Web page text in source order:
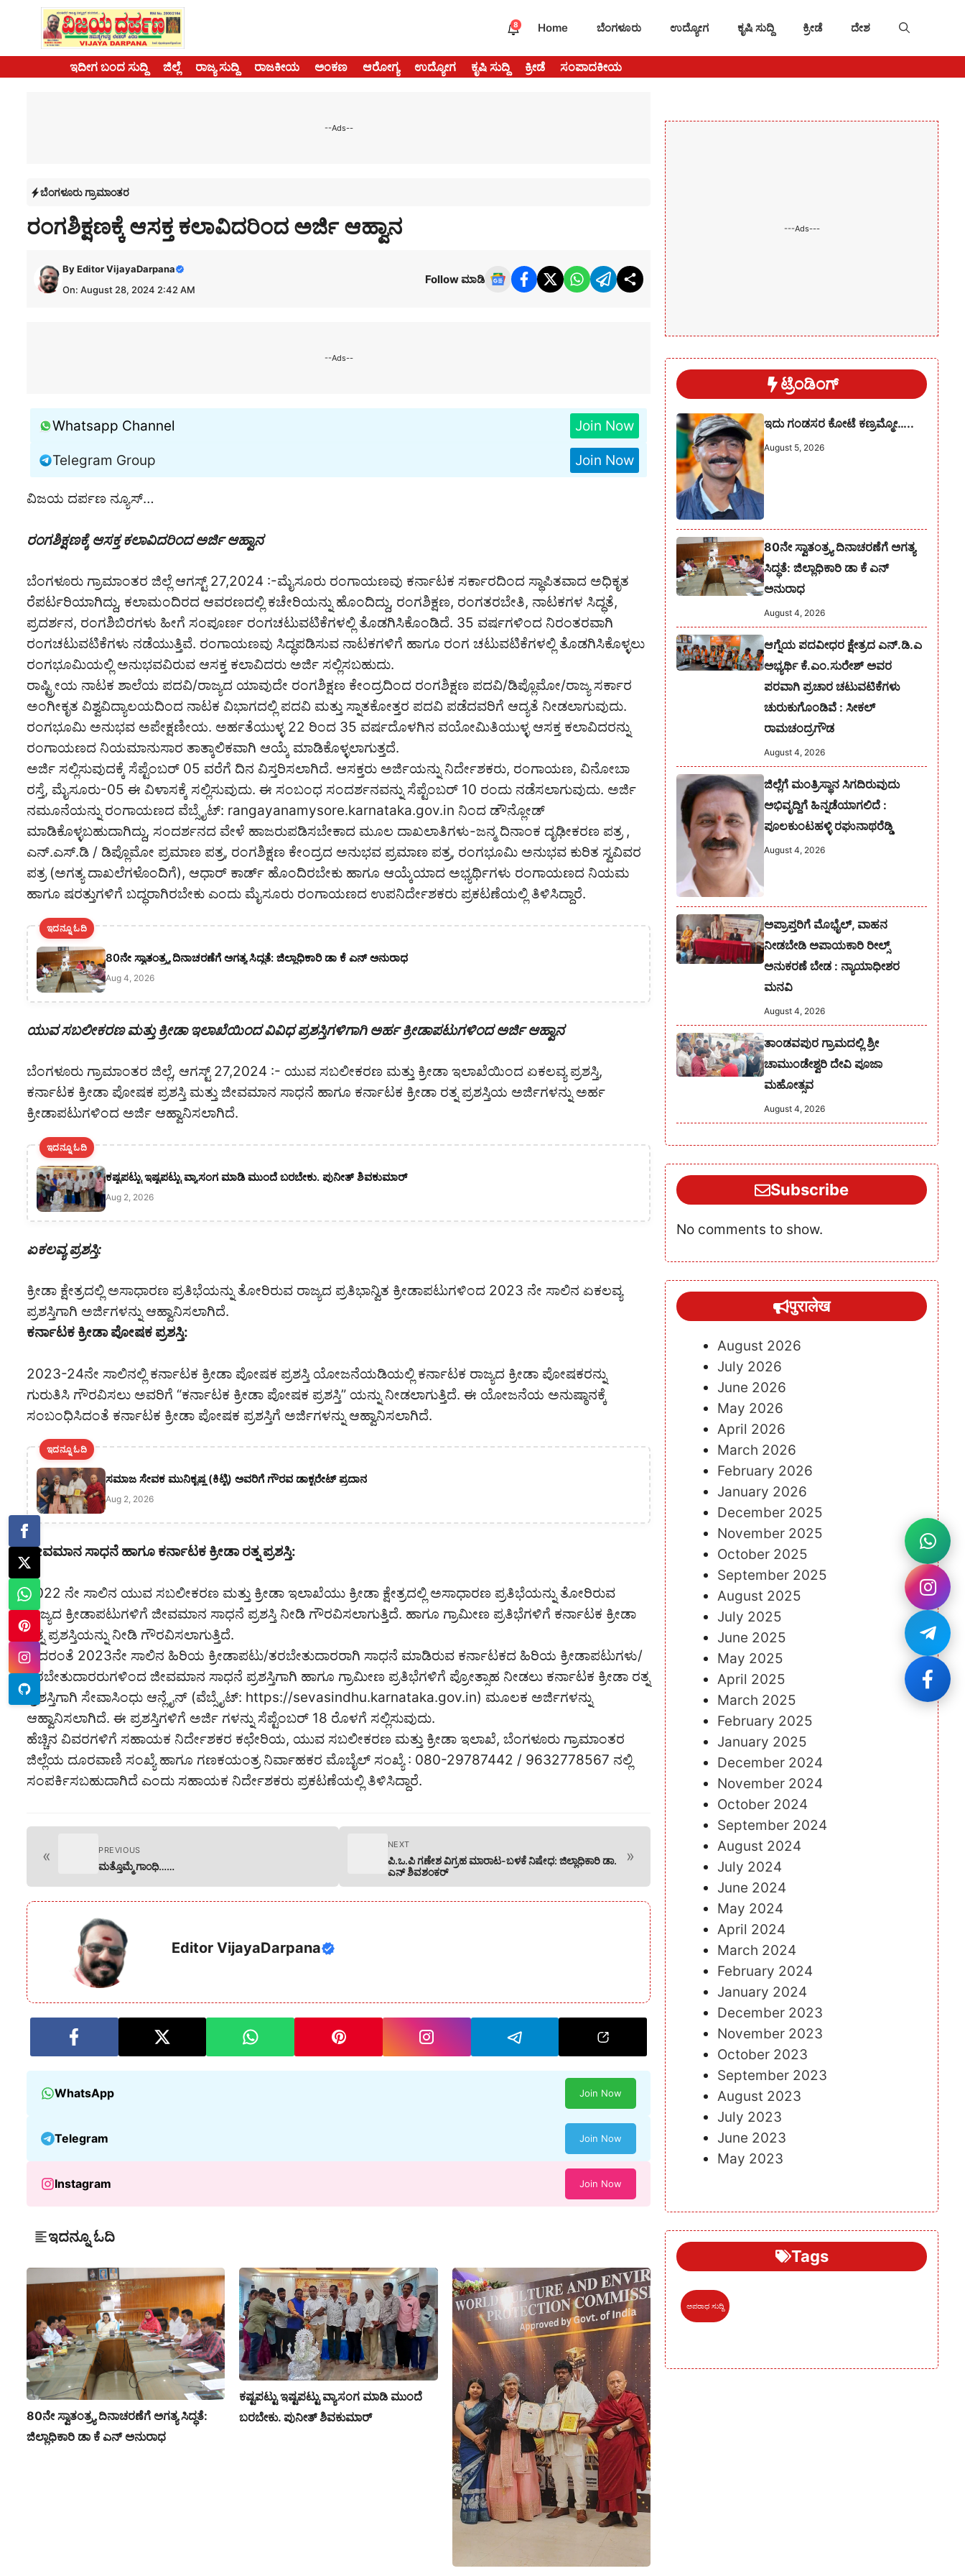
content
8 Home ಬೆಂಗಳೂರು ಉದ್ಯೋಗ ಕೃಷಿ ಸುದ್ದಿ ಕ್ರೀಡೆ ದೇಶ
ಇದೀಗ ಬಂದ ಸುದ್ದಿ ಜಿಲ್ಲೆ ರಾಜ್ಯ ಸುದ್ದಿ ರಾಜಕೀಯ ಅಂಕಣ ಆರೋಗ್ಯ ಉದ್ಯೋಗ ಕೃಷಿ ಸುದ್ದಿ ಕ್ರೀಡೆ ಸಂಪಾದಕೀಯ
--Ads--
ಬೆಂಗಳೂರು ಗ್ರಾಮಾಂತರ
ರಂಗಶಿಕ್ಷಣಕ್ಕೆ ಆಸಕ್ತ ಕಲಾವಿದರಿಂದ ಅರ್ಜಿ ಆಹ್ವಾನ
ByEditor VijayaDarpana
On: August 28, 2024 2:42 AM
Follow ಮಾಡಿ
--Ads--
Whatsapp Channel Join Now
Telegram Group Join Now
ವಿಜಯ ದರ್ಪಣ ನ್ಯೂಸ್…
ರಂಗಶಿಕ್ಷಣಕ್ಕೆ ಆಸಕ್ತ ಕಲಾವಿದರಿಂದ ಅರ್ಜಿ ಆಹ್ವಾನ
ಬೆಂಗಳೂರು ಗ್ರಾಮಾಂತರ ಜಿಲ್ಲೆ ಆಗಸ್ಟ್ 27,2024 :-ಮೈಸೂರು ರಂಗಾಯಣವು ಕರ್ನಾಟಕ ಸರ್ಕಾರದಿಂದ ಸ್ಥಾಪಿತವಾದ ಅಧಿಕೃತ
ರೆಪರ್ಟರಿಯಾಗಿದ್ದು, ಕಲಾಮಂದಿರದ ಆವರಣದಲ್ಲಿ ಕಚೇರಿಯನ್ನು ಹೊಂದಿದ್ದು, ರಂಗಶಿಕ್ಷಣ, ರಂಗತರಬೇತಿ, ನಾಟಕಗಳ ಸಿದ್ಧತೆ,
ಪ್ರದರ್ಶನ, ರಂಗಶಿಬಿರಗಳು ಹೀಗೆ ಸಂಪೂರ್ಣ ರಂಗಚಟುವಟಿಕೆಗಳಲ್ಲಿ ತೊಡಗಿಸಿಕೊಂಡಿದೆ. 35 ವರ್ಷಗಳಿಂದ ನಿರಂತರವಾಗಿ
ರಂಗಚಟುವಟಿಕೆಗಳು ನಡೆಯುತ್ತಿವೆ. ರಂಗಾಯಣವು ಸಿದ್ಧಪಡಿಸುವ ನಾಟಕಗಳಿಗೆ ಹಾಗೂ ರಂಗ ಚಟುವಟಿಕೆಗಳಲ್ಲಿ ತೊಡಗಿಸಿಕೊಳ್ಳಲು
ರಂಗಭೂಮಿಯಲ್ಲಿ ಅನುಭವವಿರುವ ಆಸಕ್ತ ಕಲಾವಿದರು ಅರ್ಜಿ ಸಲ್ಲಿಸಬಹುದು.
ರಾಷ್ಟ್ರೀಯ ನಾಟಕ ಶಾಲೆಯ ಪದವಿ/ರಾಜ್ಯದ ಯಾವುದೇ ರಂಗಶಿಕ್ಷಣ ಕೇಂದ್ರದಿಂದ ರಂಗಶಿಕ್ಷಣ ಪದವಿ/ಡಿಪ್ಲೊಮೋ/ರಾಜ್ಯ ಸರ್ಕಾರ
ಅಂಗೀಕೃತ ವಿಶ್ವವಿದ್ಯಾಲಯದಿಂದ ನಾಟಕ ವಿಭಾಗದಲ್ಲಿ ಪದವಿ ಮತ್ತು ಸ್ನಾತಕೋತ್ತರ ಪದವಿ ಪಡೆದವರಿಗೆ ಆದ್ಯತೆ ನೀಡಲಾಗುವುದು.
ರಂಗಭೂಮಿ ಅನುಭವ ಅಪೇಕ್ಷಣೀಯ. ಅರ್ಹತೆಯುಳ್ಳ 22 ರಿಂದ 35 ವರ್ಷದೊಳಗಿನ ವಯೋಮಿತಿಯುಳ್ಳ ಆಸಕ್ತ ಕಲಾವಿದರನ್ನು
ರಂಗಾಯಣದ ನಿಯಮಾನುಸಾರ ತಾತ್ಕಾಲಿಕವಾಗಿ ಆಯ್ಕೆ ಮಾಡಿಕೊಳ್ಳಲಾಗುತ್ತದೆ.
ಅರ್ಜಿ ಸಲ್ಲಿಸುವುದಕ್ಕೆ ಸೆಪ್ಟೆಂಬರ್ 05 ವರೆಗೆ ದಿನ ವಿಸ್ತರಿಸಲಾಗಿದೆ. ಆಸಕ್ತರು ಅರ್ಜಿಯನ್ನು ನಿರ್ದೇಶಕರು, ರಂಗಾಯಣ, ವಿನೋಬಾ
ರಸ್ತೆ, ಮೈಸೂರು-05 ಈ ವಿಳಾಸಕ್ಕೆ ಸಲ್ಲಿಸುವುದು. ಈ ಸಂಬಂಧ ಸಂದರ್ಶನವನ್ನು ಸೆಪ್ಟೆಂಬರ್ 10 ರಂದು ನಡೆಸಲಾಗುವುದು. ಅರ್ಜಿ
ನಮೂನೆಯನ್ನು ರಂಗಾಯಣದ ವೆಬ್ಸೈಟ್: rangayanamysore.karnataka.gov.in ನಿಂದ ಡೌನ್ಲೋಡ್
ಮಾಡಿಕೊಳ್ಳಬಹುದಾಗಿದ್ದು, ಸಂದರ್ಶನದ ವೇಳೆ ಹಾಜರುಪಡಿಸಬೇಕಾದ ಮೂಲ ದಾಖಲಾತಿಗಳು-ಜನ್ಮ ದಿನಾಂಕ ದೃಢೀಕರಣ ಪತ್ರ ,
ಎನ್.ಎಸ್.ಡಿ / ಡಿಪ್ಲೊಮೋ ಪ್ರಮಾಣ ಪತ್ರ, ರಂಗಶಿಕ್ಷಣ ಕೇಂದ್ರದ ಅನುಭವ ಪ್ರಮಾಣ ಪತ್ರ, ರಂಗಭೂಮಿ ಅನುಭವ ಕುರಿತ ಸ್ವವಿವರ
ಪತ್ರ (ಅಗತ್ಯ ದಾಖಲೆಗಳೊಂದಿಗೆ), ಆಧಾರ್ ಕಾರ್ಡ್ ಹೊಂದಿರಬೇಕು ಹಾಗೂ ಆಯ್ಕೆಯಾದ ಅಭ್ಯರ್ಥಿಗಳು ರಂಗಾಯಣದ ನಿಯಮ
ಹಾಗೂ ಷರತ್ತುಗಳಿಗೆ ಬದ್ಧರಾಗಿರಬೇಕು ಎಂದು ಮೈಸೂರು ರಂಗಾಯಣದ ಉಪನಿರ್ದೇಶಕರು ಪ್ರಕಟಣೆಯಲ್ಲಿ ತಿಳಿಸಿದ್ದಾರೆ.
ಇದನ್ನೂ ಓದಿ
80ನೇ ಸ್ವಾತಂತ್ರ್ಯ ದಿನಾಚರಣೆಗೆ ಅಗತ್ಯ ಸಿದ್ಧತೆ: ಜಿಲ್ಲಾಧಿಕಾರಿ ಡಾ ಕೆ ಎನ್ ಅನುರಾಧ
Aug 4, 2026
ಯುವ ಸಬಲೀಕರಣ ಮತ್ತು ಕ್ರೀಡಾ ಇಲಾಖೆಯಿಂದ ವಿವಿಧ ಪ್ರಶಸ್ತಿಗಳಿಗಾಗಿ ಅರ್ಹ ಕ್ರೀಡಾಪಟುಗಳಿಂದ ಅರ್ಜಿ ಆಹ್ವಾನ
ಬೆಂಗಳೂರು ಗ್ರಾಮಾಂತರ ಜಿಲ್ಲೆ, ಆಗಸ್ಟ್ 27,2024 :- ಯುವ ಸಬಲೀಕರಣ ಮತ್ತು ಕ್ರೀಡಾ ಇಲಾಖೆಯಿಂದ ಏಕಲವ್ಯ ಪ್ರಶಸ್ತಿ,
ಕರ್ನಾಟಕ ಕ್ರೀಡಾ ಪೋಷಕ ಪ್ರಶಸ್ತಿ ಮತ್ತು ಜೀವಮಾನ ಸಾಧನೆ ಹಾಗೂ ಕರ್ನಾಟಕ ಕ್ರೀಡಾ ರತ್ನ ಪ್ರಶಸ್ತಿಯ ಅರ್ಜಿಗಳನ್ನು ಅರ್ಹ
ಕ್ರೀಡಾಪಟುಗಳಿಂದ ಅರ್ಜಿ ಆಹ್ವಾನಿಸಲಾಗಿದೆ.
ಇದನ್ನೂ ಓದಿ
ಕಷ್ಟಪಟ್ಟು ಇಷ್ಟಪಟ್ಟು ವ್ಯಾಸಂಗ ಮಾಡಿ ಮುಂದೆ ಬರಬೇಕು. ಪುನೀತ್ ಶಿವಕುಮಾರ್
Aug 2, 2026
ಏಕಲವ್ಯ ಪ್ರಶಸ್ತಿ:
ಕ್ರೀಡಾ ಕ್ಷೇತ್ರದಲ್ಲಿ ಅಸಾಧಾರಣ ಪ್ರತಿಭೆಯನ್ನು ತೋರಿರುವ ರಾಜ್ಯದ ಪ್ರತಿಭಾನ್ವಿತ ಕ್ರೀಡಾಪಟುಗಳಿಂದ 2023 ನೇ ಸಾಲಿನ ಏಕಲವ್ಯ
ಪ್ರಶಸ್ತಿಗಾಗಿ ಅರ್ಜಿಗಳನ್ನು ಆಹ್ವಾನಿಸಲಾಗಿದೆ.
ಕರ್ನಾಟಕ ಕ್ರೀಡಾ ಪೋಷಕ ಪ್ರಶಸ್ತಿ:
2023-24ನೇ ಸಾಲಿನಲ್ಲಿ ಕರ್ನಾಟಕ ಕ್ರೀಡಾ ಪೋಷಕ ಪ್ರಶಸ್ತಿ ಯೋಜನೆಯಡಿಯಲ್ಲಿ ಕರ್ನಾಟಕ ರಾಜ್ಯದ ಕ್ರೀಡಾ ಪೋಷಕರನ್ನು
ಗುರುತಿಸಿ ಗೌರವಿಸಲು ಅವರಿಗೆ “ಕರ್ನಾಟಕ ಕ್ರೀಡಾ ಪೋಷಕ ಪ್ರಶಸ್ತಿ” ಯನ್ನು ನೀಡಲಾಗುತ್ತಿದೆ. ಈ ಯೋಜನೆಯ ಅನುಷ್ಠಾನಕ್ಕೆ
ಸಂಬಂಧಿಸಿದಂತೆ ಕರ್ನಾಟಕ ಕ್ರೀಡಾ ಪೋಷಕ ಪ್ರಶಸ್ತಿಗೆ ಅರ್ಜಿಗಳನ್ನು ಆಹ್ವಾನಿಸಲಾಗಿದೆ.
ಇದನ್ನೂ ಓದಿ
ಸಮಾಜ ಸೇವಕ ಮುನಿಕೃಷ್ಣ (ಕಿಟ್ಟಿ) ಅವರಿಗೆ ಗೌರವ ಡಾಕ್ಟರೇಟ್ ಪ್ರದಾನ
Aug 2, 2026
ಜೀವಮಾನ ಸಾಧನೆ ಹಾಗೂ ಕರ್ನಾಟಕ ಕ್ರೀಡಾ ರತ್ನ ಪ್ರಶಸ್ತಿ:
2022 ನೇ ಸಾಲಿನ ಯುವ ಸಬಲೀಕರಣ ಮತ್ತು ಕ್ರೀಡಾ ಇಲಾಖೆಯು ಕ್ರೀಡಾ ಕ್ಷೇತ್ರದಲ್ಲಿ ಅಸಾಧಾರಣ ಪ್ರತಿಭೆಯನ್ನು ತೋರಿರುವ
ರಾಜ್ಯದ ಕ್ರೀಡಾಪಟುಗಳಿಗೆ ಜೀವಮಾನ ಸಾಧನೆ ಪ್ರಶಸ್ತಿ ನೀಡಿ ಗೌರವಿಸಲಾಗುತ್ತಿದೆ. ಹಾಗೂ ಗ್ರಾಮೀಣ ಪ್ರತಿಭೆಗಳಿಗೆ ಕರ್ನಾಟಕ ಕ್ರೀಡಾ
ರತ್ನ ಪ್ರಶಸ್ತಿಯನ್ನು ನೀಡಿ ಗೌರವಿಸಲಾಗುತ್ತಿದೆ.
ಅದರಂತೆ 2023ನೇ ಸಾಲಿನ ಹಿರಿಯ ಕ್ರೀಡಾಪಟು/ತರಬೇತುದಾರರಾಗಿ ಸಾಧನೆ ಮಾಡಿರುವ ಕರ್ನಾಟಕದ ಹಿರಿಯ ಕ್ರೀಡಾಪಟುಗಳು/
ತರಬೇತುದಾರರುಗಳಿಂದ ಜೀವಮಾನ ಸಾಧನೆ ಪ್ರಶಸ್ತಿಗಾಗಿ ಹಾಗೂ ಗ್ರಾಮೀಣ ಪ್ರತಿಭೆಗಳಿಗೆ ಪ್ರೋತ್ಸಾಹ ನೀಡಲು ಕರ್ನಾಟಕ ಕ್ರೀಡಾ ರತ್ನ
ಪ್ರಶಸ್ತಿಗಾಗಿ ಸೇವಾಸಿಂಧು ಆನ್ಲೈನ್ (ವೆಬ್ಸೈಟ್: https://sevasindhu.karnataka.gov.in) ಮೂಲಕ ಅರ್ಜಿಗಳನ್ನು
ಆಹ್ವಾನಿಸಲಾಗಿದೆ. ಈ ಪ್ರಶಸ್ತಿಗಳಿಗೆ ಅರ್ಜಿ ಗಳನ್ನು ಸೆಪ್ಟೆಂಬರ್ 18 ರೊಳಗೆ ಸಲ್ಲಿಸುವುದು.
ಹೆಚ್ಚಿನ ವಿವರಗಳಿಗೆ ಸಹಾಯಕ ನಿರ್ದೇಶಕರ ಕಛೇರಿಯ, ಯುವ ಸಬಲೀಕರಣ ಮತ್ತು ಕ್ರೀಡಾ ಇಲಾಖೆ, ಬೆಂಗಳೂರು ಗ್ರಾಮಾಂತರ
ಜಿಲ್ಲೆಯ ದೂರವಾಣಿ ಸಂಖ್ಯೆ ಹಾಗೂ ಗಣಕಯಂತ್ರ ನಿರ್ವಾಹಕರ ಮೊಬೈಲ್ ಸಂಖ್ಯೆ : 080-29787442 / 9632778567 ನಲ್ಲಿ
ಸಂಪರ್ಕಿಸಬಹುದಾಗಿದೆ ಎಂದು ಸಹಾಯಕ ನಿರ್ದೇಶಕರು ಪ್ರಕಟಣೆಯಲ್ಲಿ ತಿಳಿಸಿದ್ದಾರೆ.
« PREVIOUS
ಮತ್ತೊಮ್ಮೆ ಗಾಂಧಿ……
NEXT
ಪಿ.ಒ.ಪಿ ಗಣೇಶ ವಿಗ್ರಹ ಮಾರಾಟ-ಬಳಕೆ ನಿಷೇಧ: ಜಿಲ್ಲಾಧಿಕಾರಿ ಡಾ.
ಎನ್ ಶಿವಶಂಕರ್
»
Editor VijayaDarpana
WhatsApp Join Now
Telegram Join Now
Instagram Join Now
ಇದನ್ನೂ ಓದಿ
80ನೇ ಸ್ವಾತಂತ್ರ್ಯ ದಿನಾಚರಣೆಗೆ ಅಗತ್ಯ ಸಿದ್ಧತೆ:
ಜಿಲ್ಲಾಧಿಕಾರಿ ಡಾ ಕೆ ಎನ್ ಅನುರಾಧ
ಕಷ್ಟಪಟ್ಟು ಇಷ್ಟಪಟ್ಟು ವ್ಯಾಸಂಗ ಮಾಡಿ ಮುಂದೆ
ಬರಬೇಕು. ಪುನೀತ್ ಶಿವಕುಮಾರ್
---Ads---
ಟ್ರೆಂಡಿಂಗ್
ಇದು ಗಂಡಸರ ಕೋಟೆ ಕಣ್ರಮ್ಮೋ…..
August 5, 2026
80ನೇ ಸ್ವಾತಂತ್ರ್ಯ ದಿನಾಚರಣೆಗೆ ಅಗತ್ಯ
ಸಿದ್ಧತೆ: ಜಿಲ್ಲಾಧಿಕಾರಿ ಡಾ ಕೆ ಎನ್
ಅನುರಾಧ
August 4, 2026
ಆಗ್ನೆಯ ಪದವೀಧರ ಕ್ಷೇತ್ರದ ಎನ್.ಡಿ.ಎ
ಅಭ್ಯರ್ಥಿ ಕೆ.ಎಂ.ಸುರೇಶ್‌ ಅವರ
ಪರವಾಗಿ ಪ್ರಚಾರ ಚಟುವಟಿಕೆಗಳು
ಚುರುಕುಗೊಂಡಿವೆ : ಸೀಕಲ್
ರಾಮಚಂದ್ರಗೌಡ
August 4, 2026
ಜಿಲ್ಲೆಗೆ ಮಂತ್ರಿಸ್ಥಾನ ಸಿಗದಿರುವುದು
ಅಭಿವೃದ್ದಿಗೆ ಹಿನ್ನಡೆಯಾಗಲಿದೆ :
ಪೂಲಕುಂಟಹಳ್ಳಿ ರಘುನಾಥರೆಡ್ಡಿ
August 4, 2026
ಅಪ್ರಾಪ್ತರಿಗೆ ಮೊಭೈಲ್, ವಾಹನ
ನೀಡಬೇಡಿ ಅಪಾಯಕಾರಿ ರೀಲ್ಸ್
ಅನುಕರಣೆ ಬೇಡ : ನ್ಯಾಯಾಧೀಶರ
ಮನವಿ
August 4, 2026
ತಾಂಡವಪುರ ಗ್ರಾಮದಲ್ಲಿ ಶ್ರೀ
ಚಾಮುಂಡೇಶ್ವರಿ ದೇವಿ ಪೂಜಾ
ಮಹೋತ್ಸವ
August 4, 2026
Subscribe
No comments to show.
पुरालेख
August 2026
July 2026
June 2026
May 2026
April 2026
March 2026
February 2026
January 2026
December 2025
November 2025
October 2025
September 2025
August 2025
July 2025
June 2025
May 2025
April 2025
March 2025
February 2025
January 2025
December 2024
November 2024
October 2024
September 2024
August 2024
July 2024
June 2024
May 2024
April 2024
March 2024
February 2024
January 2024
December 2023
November 2023
October 2023
September 2023
August 2023
July 2023
June 2023
May 2023
Tags
ಅಪರಾಧ ಸುದ್ದಿ